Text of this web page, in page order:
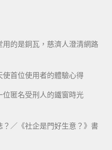
的是銅瓦，慈濟人澄清網路
使首位使用者的體驗心得
匿名受刑人的鐵窗時光
？／《社企是門好生意？》書